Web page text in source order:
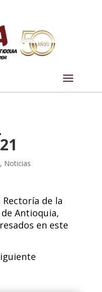
, Noticias
Rectoría de la
Antioquia,
en este